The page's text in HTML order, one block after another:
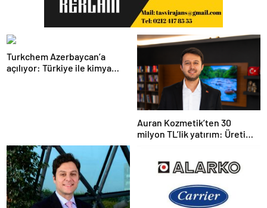
Turkchem Azerbaycan’a
açılıyor: Türkiye ile kimya
Auran Kozmetik’ten 30
milyon TL’lik yatırım: Üretim